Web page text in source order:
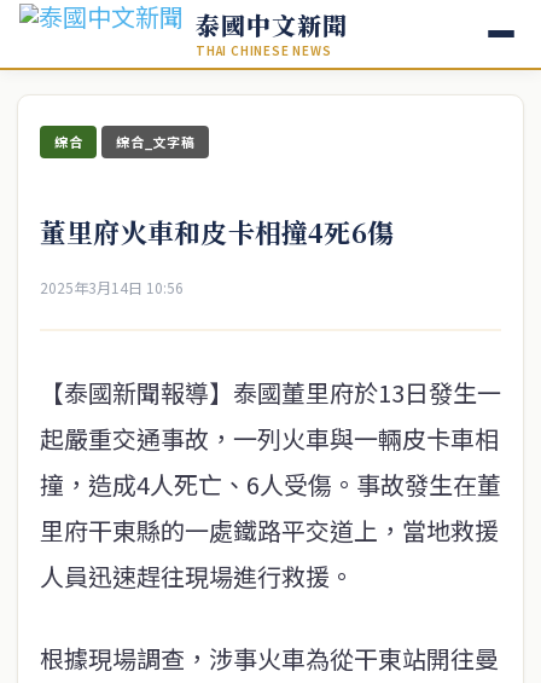
泰國中文新聞
THAI CHINESE NEWS
綜合 綜合_文字稿
董里府火車和皮卡相撞4死6傷
2025年3月14日 10:56
【泰國新聞報導】泰國董里府於13日發生一
起嚴重交通事故，一列火車與一輛皮卡車相
撞，造成4人死亡、6人受傷。事故發生在董
里府干東縣的一處鐵路平交道上，當地救援
人員迅速趕往現場進行救援。
根據現場調查，涉事火車為從干東站開往曼